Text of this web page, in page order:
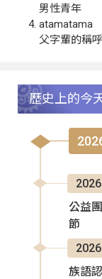
男性青年
atamatama
父字輩的稱呼
歷史上的今
2026
公益
節
2026
族語